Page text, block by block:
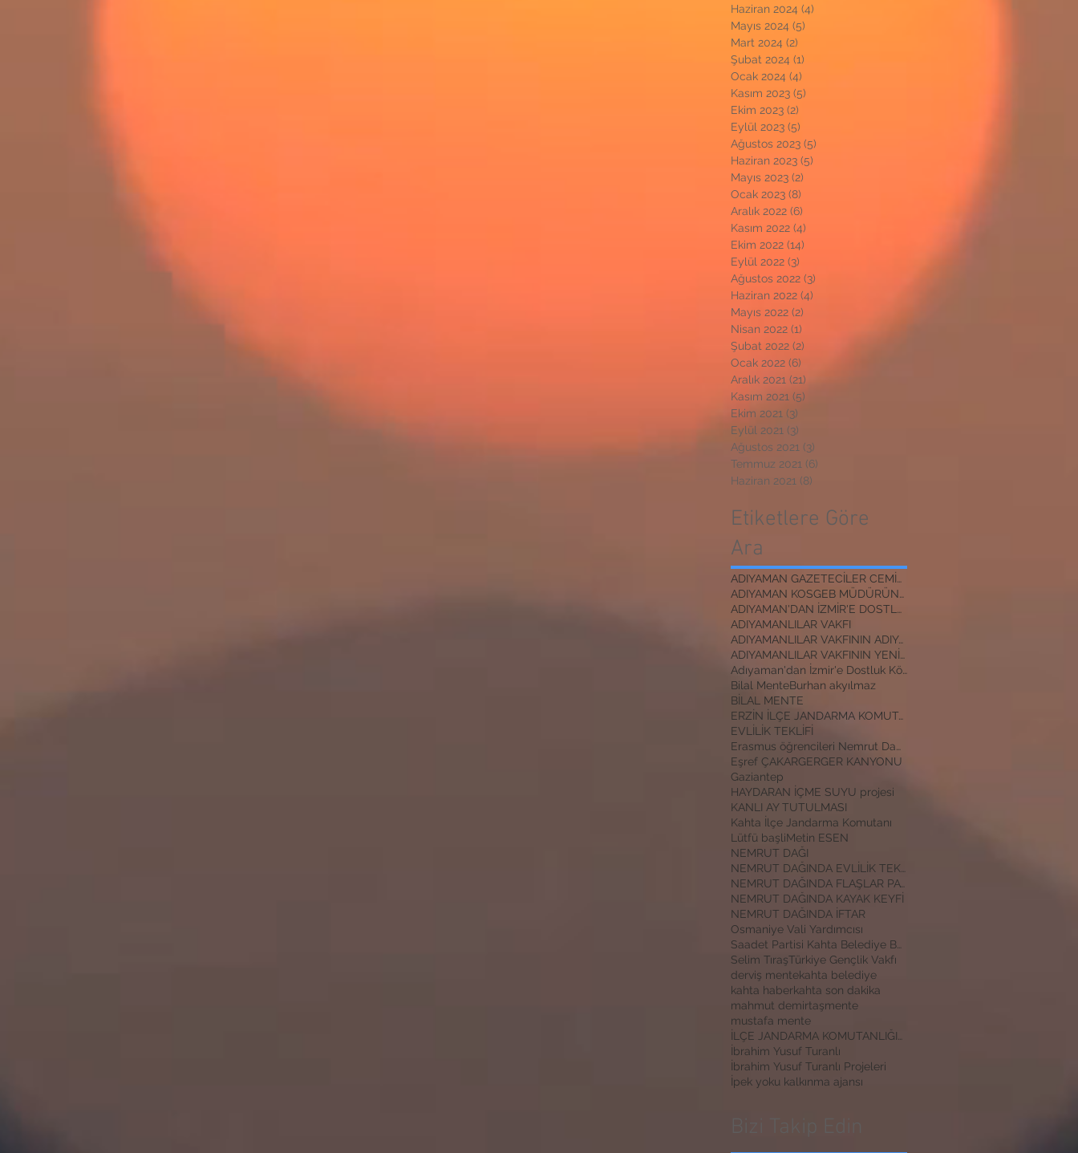
Haziran 2024 (4)
Mayıs 2024 (5)
Mart 2024 (2)
Şubat 2024 (1)
Ocak 2024 (4)
Kasım 2023 (5)
Ekim 2023 (2)
Eylül 2023 (5)
Ağustos 2023 (5)
Haziran 2023 (5)
Mayıs 2023 (2)
Ocak 2023 (8)
Aralık 2022 (6)
Kasım 2022 (4)
Ekim 2022 (14)
Eylül 2022 (3)
Ağustos 2022 (3)
Haziran 2022 (4)
Mayıs 2022 (2)
Nisan 2022 (1)
Şubat 2022 (2)
Ocak 2022 (6)
Aralık 2021 (21)
Kasım 2021 (5)
Ekim 2021 (3)
Eylül 2021 (3)
Ağustos 2021 (3)
Temmuz 2021 (6)
Haziran 2021 (8)
Etiketlere Göre
Ara
ADIYAMAN GAZETECİLER CEMİYETİ BAŞKANI
ADIYAMAN KOSGEB MÜDÜRÜNE ZİYARET
ADIYAMAN'DAN İZMİR'E DOSTLUK KÖPRÜSÜ
ADIYAMANLILAR VAKFI
ADIYAMANLILAR VAKFININ ADIYAMAN ŞUBESİ YENİ BAŞKAN
ADIYAMANLILAR VAKFININ YENİ BAŞKANI
Adıyaman'dan İzmir'e Dostluk Köprüsü
Bilal MenteBurhan akyılmaz
BİLAL MENTE
ERZİN İLÇE JANDARMA KOMUTANI
EVLİLİK TEKLİFİ
Erasmus öğrencileri Nemrut Dağı Milli Parkında
Eşref ÇAKARGERGER KANYONU
Gaziantep
HAYDARAN İÇME SUYU projesi
KANLI AY TUTULMASI
Kahta İlçe Jandarma Komutanı
Lütfü başliMetin ESEN
NEMRUT DAĞI
NEMRUT DAĞINDA FLAŞLAR PATLADI
NEMRUT DAĞINDA KAYAK KEYFİ
NEMRUT DAĞINDA İFTAR
Osmaniye Vali Yardımcısı
Selim TıraşTürkiye Gençlik Vakfı
derviş mentekahta belediye
kahta haberkahta son dakika
mahmut demirtaşmente
mustafa mente
İbrahim Yusuf Turanlı
İbrahim Yusuf Turanlı Projeleri
İpek yoku kalkınma ajansı